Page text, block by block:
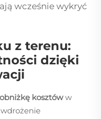
wcześnie wykryć
z terenu:
dzięki
kosztóww